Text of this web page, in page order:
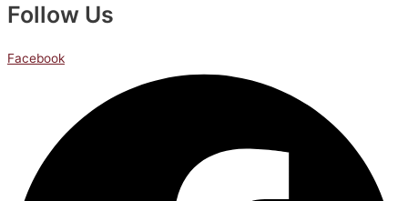
Follow Us
Facebook